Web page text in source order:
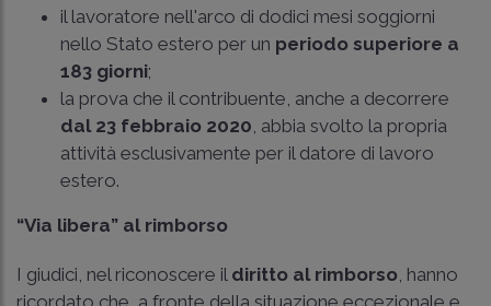
il lavoratore nell'arco di dodici mesi soggiorni
nello Stato estero per un periodo superiore a
183 giorni;
la prova che il contribuente, anche a decorrere
dal 23 febbraio 2020 , abbia svolto la propria
attività esclusivamente per il datore di lavoro
estero.
“Via libera” al rimborso
I giudici, nel riconoscere il diritto al rimborso , hanno
ricordato che, a fronte della situazione eccezionale e